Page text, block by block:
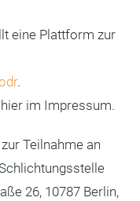
eine Plattform zur
.
im Impressum.
Teilnahme an
26, 10787 Berlin,